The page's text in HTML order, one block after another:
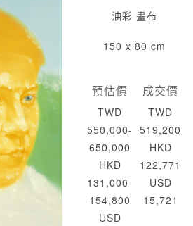
油彩 畫布
150 x 80 cm
預估價
TWD
550,000-
650,000
HKD
131,000-
154,800
USD
成交價
TWD
519,200
HKD
122,771
USD
15,721